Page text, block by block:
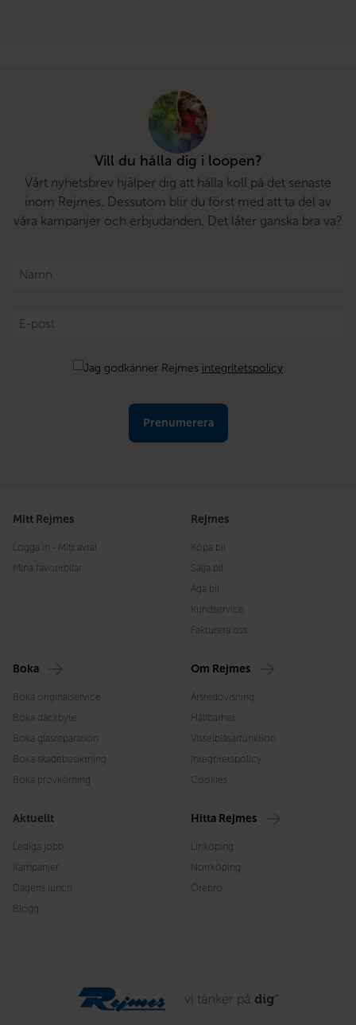
Vill du hålla dig i loopen?
Vårt nyhetsbrev hjälper dig att hålla koll på det senaste
inom Rejmes. Dessutom blir du först med att ta del av
våra kampanjer och erbjudanden. Det låter ganska bra va?
Namn
E-
post
Jag godkänner Rejmes integritetspolicy
Mitt Rejmes
Logga in - Mitt avtal
Mina favoritbilar
Rejmes
Köpa bil
Sälja bil
Äga bil
Kundservice
Fakturera oss
Boka
Boka originalservice
Boka däckbyte
Boka glasreparation
Boka skadebesiktning
Boka provkörning
Om Rejmes
Årsredovisning
Hållbarhet
Visselblåsarfunktion
Integritetspolicy
Cookies
Aktuellt
Lediga jobb
Kampanjer
Dagens lunch
Blogg
Hitta Rejmes
Linköping
Norrköping
Örebro